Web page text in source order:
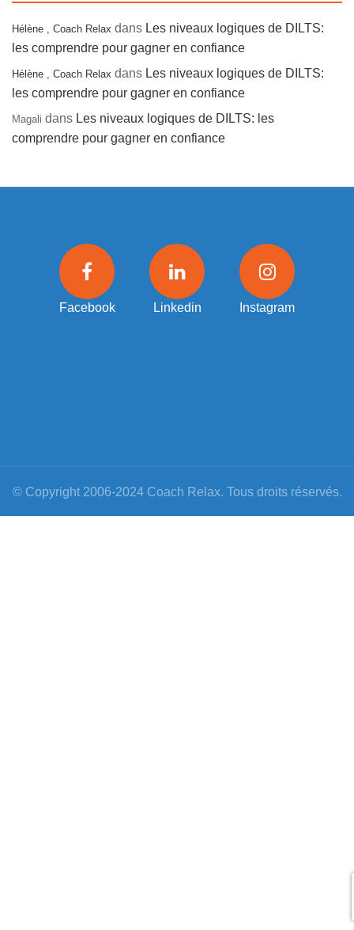
Hélène , Coach Relax dans Les niveaux logiques de DILTS:
les comprendre pour gagner en confiance
Hélène , Coach Relax dans Les niveaux logiques de DILTS:
les comprendre pour gagner en confiance
Magali dans Les niveaux logiques de DILTS: les
comprendre pour gagner en confiance
Facebook Linkedin Instagram
© Copyright 2006-2024 Coach Relax. Tous droits réservés.